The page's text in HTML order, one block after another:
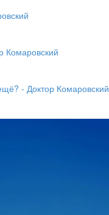
Комаровский
- Доктор Комаровский